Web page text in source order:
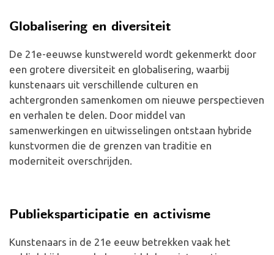
Globalisering en diversiteit
De 21e-eeuwse kunstwereld wordt gekenmerkt door
een grotere diversiteit en globalisering, waarbij
kunstenaars uit verschillende culturen en
achtergronden samenkomen om nieuwe perspectieven
en verhalen te delen. Door middel van
samenwerkingen en uitwisselingen ontstaan hybride
kunstvormen die de grenzen van traditie en
moderniteit overschrijden.
Publieksparticipatie en activisme
Kunstenaars in de 21e eeuw betrekken vaak het